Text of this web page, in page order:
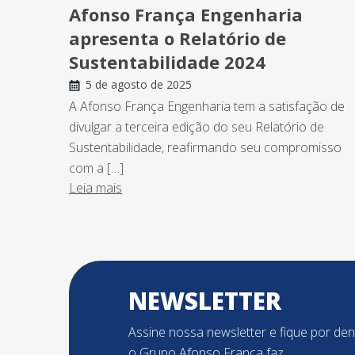
Afonso França Engenharia
apresenta o Relatório de
Sustentabilidade 2024
5 de agosto de 2025
A Afonso França Engenharia tem a satisfação de
divulgar a terceira edição do seu Relatório de
Sustentabilidade, reafirmando seu compromisso
com a […]
Leia mais
NEWSLETTER
Assine nossa newsletter e fique por